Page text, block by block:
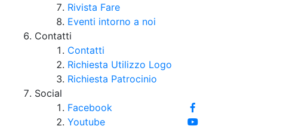
Rivista Fare
Eventi intorno a noi
Contatti
Contatti
Richiesta Utilizzo Logo
Richiesta Patrocinio
Social
Facebook
Youtube